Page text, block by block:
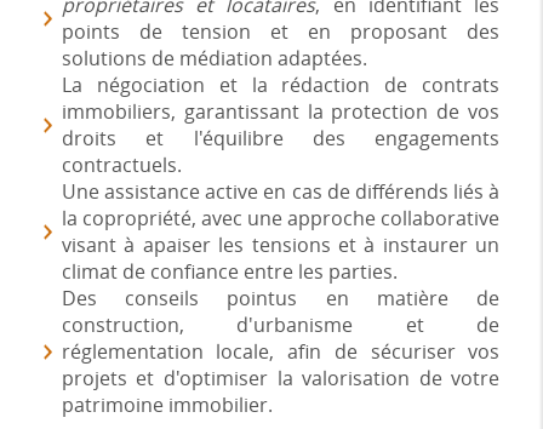
points de tension et en proposant des
solutions de médiation adaptées.
La négociation et la rédaction de contrats
immobiliers, garantissant la protection de vos
droits et l'équilibre des engagements
contractuels.
Une assistance active en cas de différends liés à
la copropriété, avec une approche collaborative
visant à apaiser les tensions et à instaurer un
climat de confiance entre les parties.
Des conseils pointus en matière de
construction, d'urbanisme et de
réglementation locale, afin de sécuriser vos
projets et d'optimiser la valorisation de votre
patrimoine immobilier.